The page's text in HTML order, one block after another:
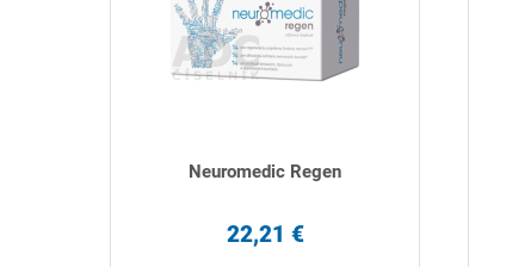
Neuromedic Regen
22,21 €